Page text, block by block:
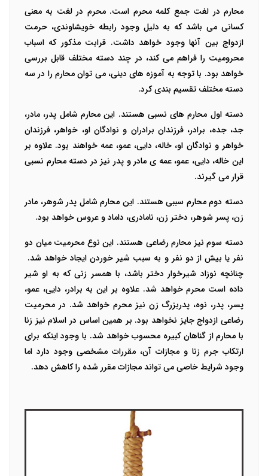
محارم در لغت جمع کلمه محرم است. محرم در لغت به معنی
کسانی می باشد ‌که به دلیل وجود رابطه خویشاوندی، حرمت
ازدواج بین آنها وجود خواهد داشت. قرابت مذکور که اسباب
محرومیت را فراهم می کند، در چند دسته مختلف قابل بررسی
خواهد بود. با توجه به آموزه های دینی، می توان محارم را در سه
دسته مختلف تقسیم بندی کرد.
دسته اول محارم های نسبی هستند. این محارم شامل پدر، مادر،
جد، جده، برادر، فرزندان برادران و نوادگان او، خواهر، فرزندان
خواهر و نوادگان او، خاله، دایی، عمو، عمه خواهند بود‌‌. علاوه بر
این خاله، دایی، عمو، عمه ی مادر و پدر نیز در دسته محارم نسبی
قرار می گیرند‌.
دسته دوم محارم سببی هستند‌. این محارم شامل پدر شوهر، مادر
زن، پسر شوهر، دختر زن، نامادری، داماد و عروس خواهد بود.
دسته سوم نیز محارم رضاعی هستند. این نوع محرمیت میان دو
نفر یا بیش از دو نفر و به سبب شیر خوردن ایجاد خواهد شد.
چنانچه نوزاد شیرخوار دختر باشد، با همسر زنی که به او شیر
داده است محرم خواهد شد‌‌. علاوه بر این به برادر، دایی، عمو،
پسر، پدر، نوه، پدربزرگ زن نیز محرم خواهد شد‌. در محرمیت
رضاعی ازدواج جایز نخواهد بود‌. بر همین اساس در اسلام نیز زنا
با محارم از گناهان کبیره محسوب خواهد شد. با وجود اینکه برای
ارتکاب جرم زنا و مجازات آن، مقررات مشخصی وجود دارد اما
وجود شرایط خاصی می تواند مجازات مقرر شده را کاهش دهد‌.